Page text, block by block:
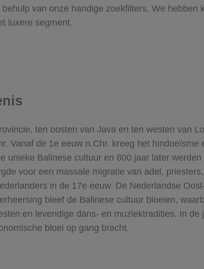
van onze handige zoekfilters. We
luxere segment.
ten oosten van Java en ten westen van
Vanaf de 1e eeuw n.Chr. kreeg het
unieke Balinese cultuur en 800 jaar later
voor een massale migratie van adel,
in de 17e eeuw. De Nederlandse
bleef de Balinese cultuur bloeien,
en levendige dans- en muziektradities. In
bloei op gang bracht.